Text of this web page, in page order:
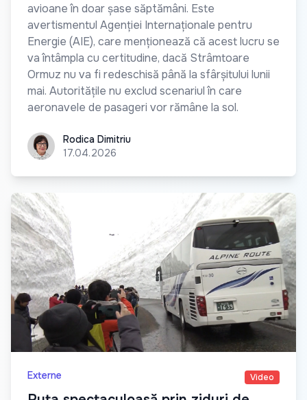
avioane în doar șase săptămâni. Este
avertismentul Agenției Internaționale pentru
Energie (AIE), care menționează că acest lucru se
va întâmpla cu certitudine, dacă Strâmtoare
Ormuz nu va fi redeschisă până la sfârșitului lunii
mai. Autoritățile nu exclud scenariul în care
aeronavele de pasageri vor rămâne la sol.
Rodica Dimitriu
Rodica Dimitriu
17.04.2026
Externe Video